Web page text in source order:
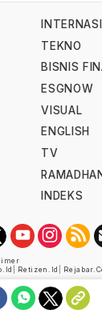
TEKNO
BISNIS
ESGNOW
VISUAL
ENGLISH
TV
INDEKS
Retizen.id
oleh